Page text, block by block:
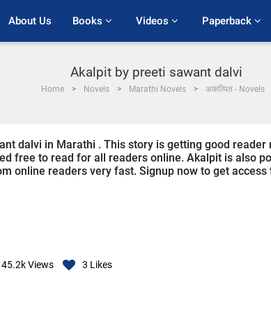
About Us Books Videos Paperback
Akalpit by preeti sawant dalvi
Home Novels Marathi Novels अकल्पित - Novels
dalvi in Marathi . This story is getting good reader
free to read for all readers online. Akalpit is also
online readers very fast. Signup now to get access
45.2kViews 3 Likes